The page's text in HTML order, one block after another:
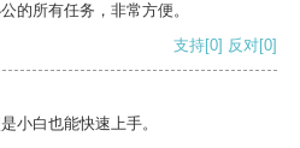
的所有任务，非常方便。
支持[0] 反对[0]
小白也能快速上手。